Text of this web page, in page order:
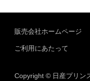
販売会社ホームページ
ご利用にあたって
Copyright © 日産プリン